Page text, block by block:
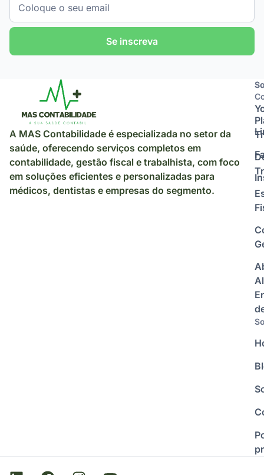
Se inscreva
A MAS Contabilidade é especializada no setor da
saúde, oferecendo serviços completos em
contabilidade, gestão fiscal e trabalhista, com foco
em soluções eficientes e personalizadas para
médicos, dentistas e empresas do segmento.